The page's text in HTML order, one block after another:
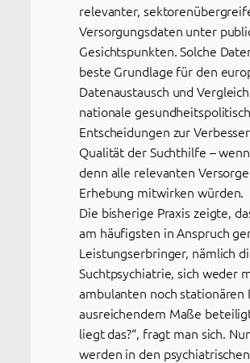
relevanter,
Versorgungsdaten unter
Gesichtspunkten. Solche
beste Grundlage für den
Datenaustausch und
nationale
Entscheidungen zur
Qualität der Suchthilfe –
denn alle relevanten
Erhebung mitwirken würden.
Die bisherige Praxis zeigte,
am häufigsten in Anspruch
Leistungserbringer, nämlich
Suchtpsychiatrie, sich weder
ambulanten noch stationären
ausreichendem Maße
liegt das?“, fragt man sich.
werden in den psychiatrischen